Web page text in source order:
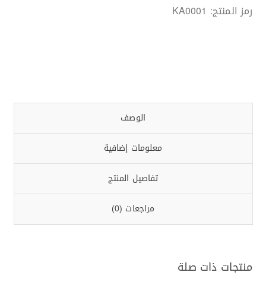
رمز المنتج: KA0001
الوصف
معلومات إضافية
تفاصيل المنتج
مراجعات (0)
منتجات ذات صلة